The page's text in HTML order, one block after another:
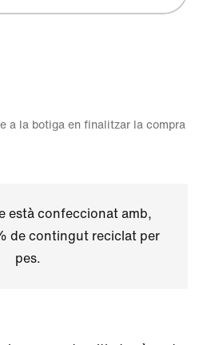
a la botiga en finalitzar la compra
està confeccionat amb,
de contingut reciclat per
pes.